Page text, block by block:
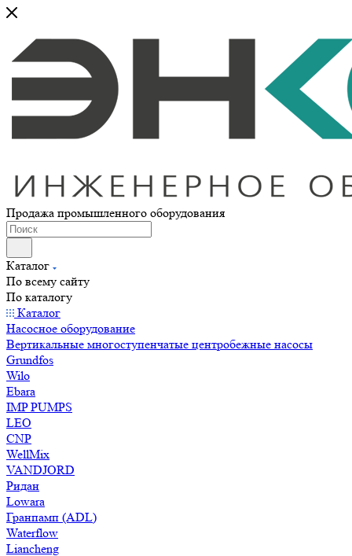
Продажа промышленного оборудования
Каталог
По всему сайту
По каталогу
Каталог
Насосное оборудование
Вертикальные многоступенчатые центробежные насосы
Grundfos
Wilo
Ebara
IMP PUMPS
LEO
CNP
WellMix
VANDJORD
Ридан
Lowara
Гранпамп (ADL)
Waterflow
Liancheng